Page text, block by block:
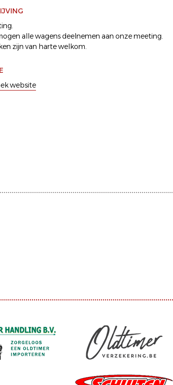
alle wagens deelnemen aan onze meeting.
zijn van harte welkom.
website